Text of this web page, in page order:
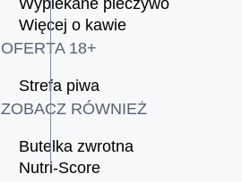
Wypiekane pieczywo
Więcej o kawie
OFERTA 18+
Strefa piwa
ZOBACZ RÓWNIEŻ
Butelka zwrotna
Nutri-Score